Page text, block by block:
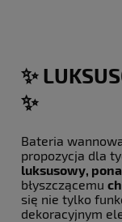
✨
✨
Bateria
propozycja dla
luksusowy,
błyszczącemu
się nie tylko
dekoracyjnym